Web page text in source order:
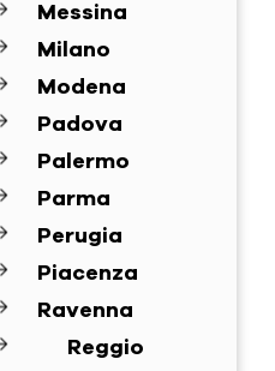
Messina
Milano
Modena
Padova
Palermo
Parma
Perugia
Piacenza
Ravenna
Reggio